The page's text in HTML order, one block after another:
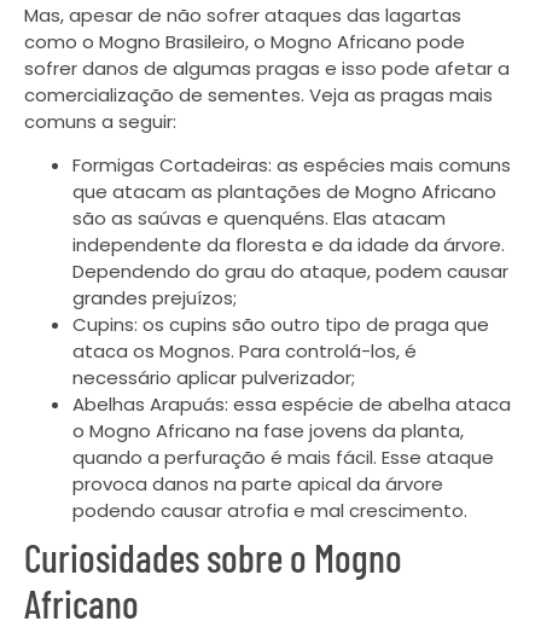
Mas, apesar de não sofrer ataques das lagartas
como o Mogno Brasileiro, o Mogno Africano pode
sofrer danos de algumas pragas e isso pode afetar a
comercialização de sementes. Veja as pragas mais
comuns a seguir:
​Formigas Cortadeiras: as espécies mais comuns
que atacam as plantações de Mogno Africano
são as saúvas e quenquéns. Elas atacam
independente da floresta e da idade da árvore.
Dependendo do grau do ataque, podem causar
grandes prejuízos;
Cupins: os cupins são outro tipo de praga que
ataca os Mognos. Para controlá-los, é
necessário aplicar pulverizador;
Abelhas Arapuás: essa espécie de abelha ataca
o Mogno Africano na fase jovens da planta,
quando a perfuração é mais fácil. Esse ataque
provoca danos na parte apical da árvore
podendo causar atrofia e mal crescimento.
Curiosidades sobre o Mogno
Africano